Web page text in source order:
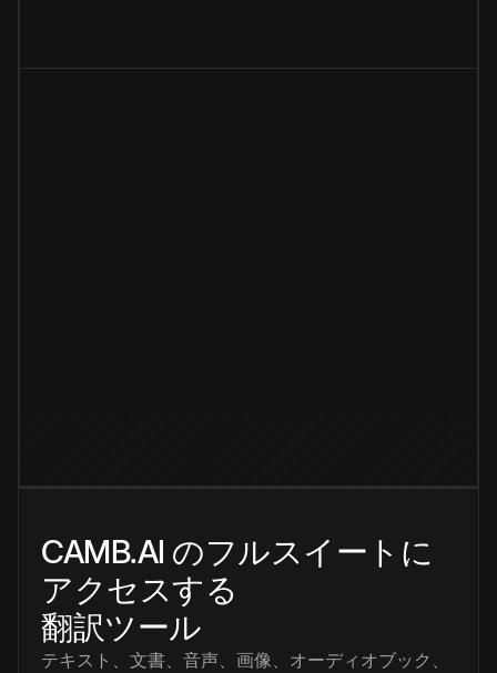
CAMB.AI のフルスイートに
アクセスする
翻訳ツール
テキスト、文書、音声、画像、オーディオブック、